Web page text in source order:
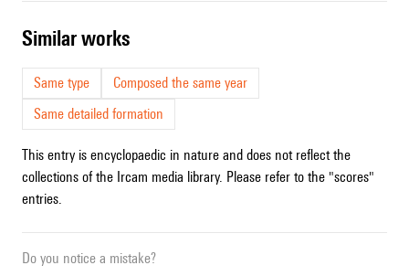
similar works
Same type
Composed the same year
Same detailed formation
This entry is encyclopaedic in nature and does not reflect the
collections of the Ircam media library. Please refer to the "scores"
entries.
Do you notice a mistake?